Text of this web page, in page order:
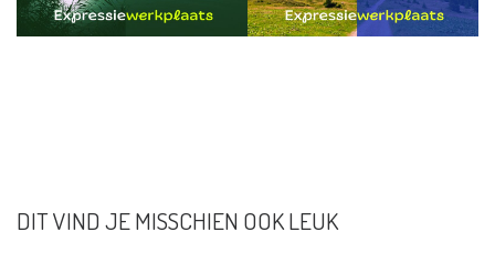
DIT VIND JE MISSCHIEN OOK LEUK